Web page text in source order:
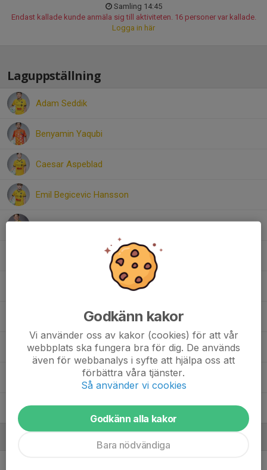
Samling 14:45
Endast kallade kunde anmäla sig till aktiviteten. 16 personer var kallade.
Logga in här
Laguppställning
Adam Seddik
Benyamin Yaqubi
Caesar Aspeblad
Emil Begicevic Hansson
Filip Brandt
Naod Teklemariam Mussie
Vilgot Kronberg
Vincent Raneskog
William Brandt
Godkänn kakor
Vi använder oss av kakor (cookies) för att vår
webbplats ska fungera bra för dig. De används
även för webbanalys i syfte att hjälpa oss att
förbättra våra tjänster.
Så använder vi cookies
Godkänn alla kakor
Bara nödvändiga